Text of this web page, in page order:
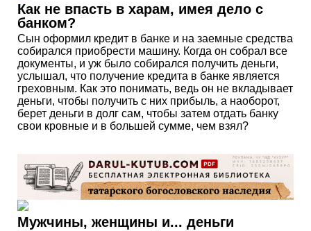
Как не впасть в харам, имея дело с
банком?
Сын оформил кредит в банке и на заемные средства
собирался приобрести машину. Когда он собрал все
документы, и уж было собирался получить деньги,
услышал, что получение кредита в банке является
греховным. Как это понимать, ведь он не вкладывает
деньги, чтобы получить с них прибыль, а наоборот,
берет деньги в долг сам, чтобы затем отдать банку
свои кровные и в большей сумме, чем взял?
Мужчины, женщины и... деньги